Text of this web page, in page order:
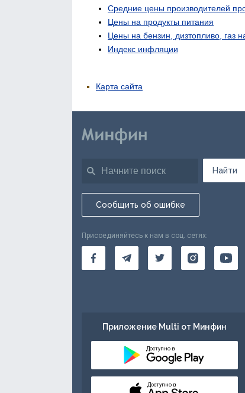
Средние цены производителей
Цены на продукты питания
Цены на бензин, дизтопливо, газ
Индекс инфляции
Карта сайта
Найти
Сообщить об ошибке
Присоединяйтесь к нам в соц. сетях:
Приложение Multi от Минфин
Доступно в
Доступно в